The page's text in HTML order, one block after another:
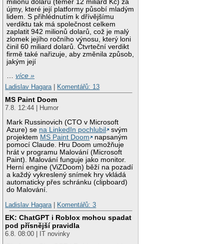
milionů dolarů (téměř 12 miliard Kč) za
újmy, které její platformy působí mladým
lidem. S přihlédnutím k dřívějšímu
verdiktu tak má společnost celkem
zaplatit 942 milionů dolarů, což je malý
zlomek jejího ročního výnosu, který loni
činil 60 miliard dolarů. Čtvrteční verdikt
firmě také nařizuje, aby změnila způsob,
jakým její
…více »
Ladislav Hagara
Komentářů: 13
MS Paint Doom
7.8. 12:44 | Humor
Mark Russinovich (CTO v Microsoft
Azure) se na LinkedIn pochlubil
svým
projektem MS Paint Doom
napsaným
pomocí Claude. Hru Doom umožňuje
hrát v programu Malování (Microsoft
Paint). Malování funguje jako monitor.
Herní engine (ViZDoom) běží na pozadí
a každý vykreslený snímek hry vkládá
automaticky přes schránku (clipboard)
do Malování.
Ladislav Hagara
Komentářů: 3
EK: ChatGPT i Roblox mohou spadat
pod přísnější pravidla
6.8. 08:00 | IT novinky